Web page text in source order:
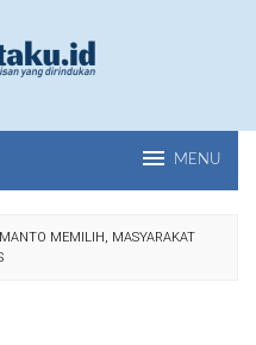
MENU
MEMILIH, MASYARAKAT